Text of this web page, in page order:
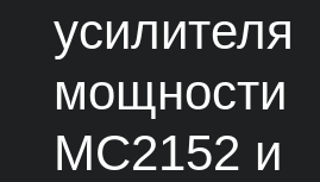
усилителя
мощности
MC2152 и